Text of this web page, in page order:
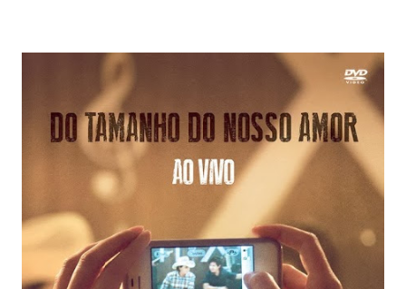
chamado ‘Novo fado’ de Portugal, com o habitual requinte,
que permeia sua irretocável discografia. Em vibrantes
interpretações, de tons elevados em instantes precisos,
Jussara imprime a esperada carga dramática característica
do fado tradicional, que influencia a música portuguesa
contemporânea. A cantora beira a perfeição em ‘O mar fala
de ti’ (Ernesto Leite/Tiago Torres da Silva), acompanhada
pelo piano e o acordeão de Filipe Raposo....